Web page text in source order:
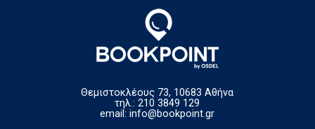
Θεμιστοκλέους 73, 10683 Αθήνα
τηλ.: 210 3849 129
email:info@bookpoint.gr